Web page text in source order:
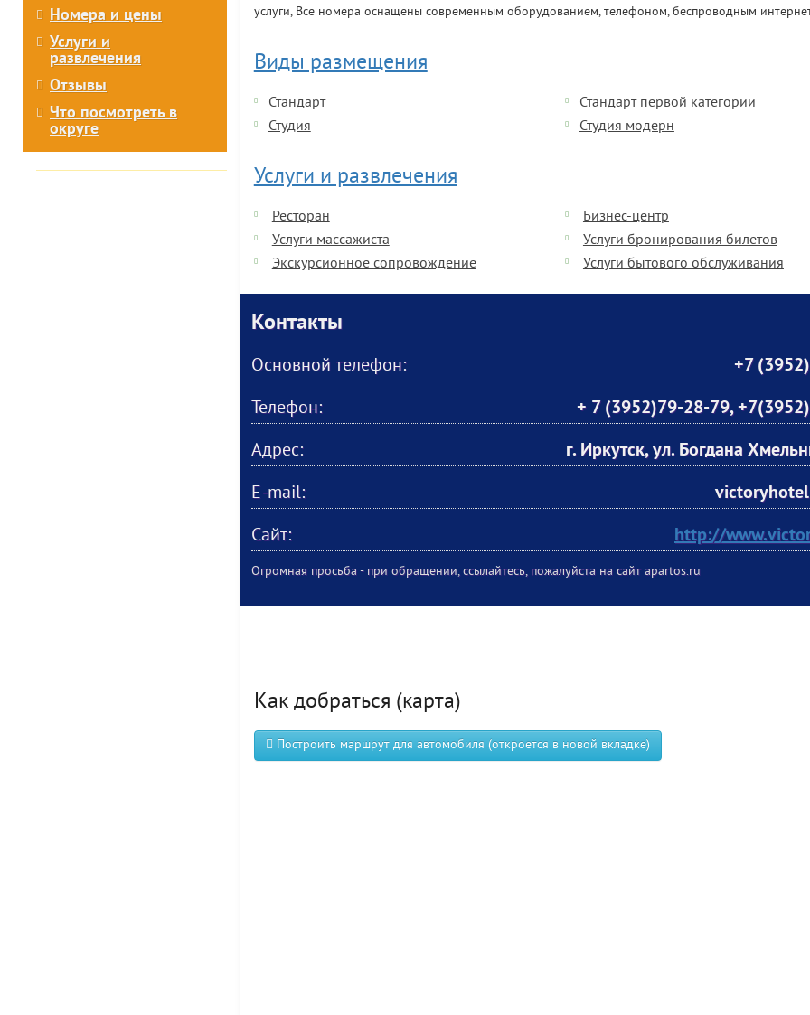
Номера и цены
Услуги и
развлечения
Отзывы
Что посмотреть в
округе
услуги, Все номера оснащены современным оборудованием, телефоном, беспроводным
Виды размещения
Стандарт
Стандарт первой категории
Студия
Студия модерн
Услуги и развлечения
Ресторан
Бизнес-центр
Услуги массажиста
Услуги бронирования билетов
Экскурсионное сопровождение
Услуги бытового обслуживания
Контакты
Основной телефон:
+7
Телефон:
+ 7 (3952)79-28-79,
Адрес:
г. Иркутск, ул. Богдана
E-mail:
Сайт:
http://
Огромная просьба - при обращении, ссылайтесь, пожалуйста на сайт apartos.ru
Как добраться (карта)
Построить маршрут для автомобиля (откроется в новой вкладке)